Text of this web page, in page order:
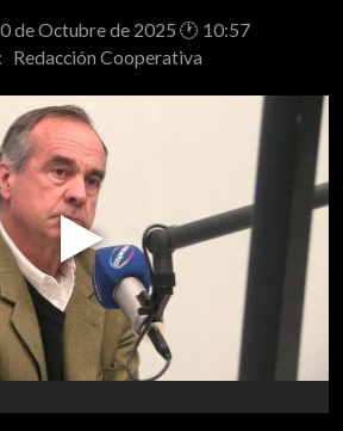
de Octubre de 2025 🕐 10:57
Redacción Cooperativa
Video